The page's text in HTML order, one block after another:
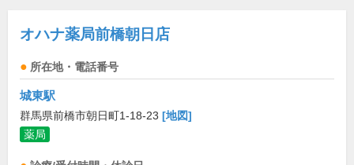
オハナ薬局前橋朝日店
所在地・電話番号
城東駅
群馬県前橋市朝日町1-18-23 [地図]
薬局